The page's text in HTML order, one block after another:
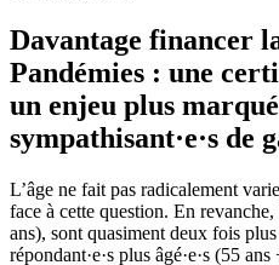
Davantage financer
Pandémies : une
un enjeu plus
sympathisant·e·s de
L’âge ne fait pas radicalement
face à cette question. En
ans), sont quasiment deux fois
répondant·e·s plus âgé·e·s (55